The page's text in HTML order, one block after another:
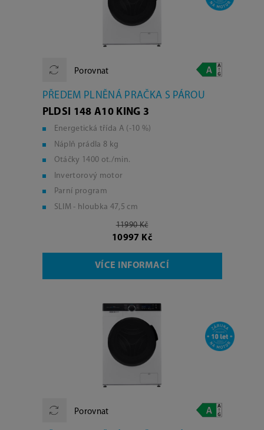
Porovnat
PŘEDEM PLNĚNÁ PRAČKA S PÁROU
PLDSI 148 A10 KING 3
Energetická třída A (-10 %)
Náplň prádla 8 kg
Otáčky 1400 ot./min.
Invertorový motor
Parní program
SLIM - hloubka 47,5 cm
11990 Kč
10997 Kč
VÍCE INFORMACÍ
Porovnat